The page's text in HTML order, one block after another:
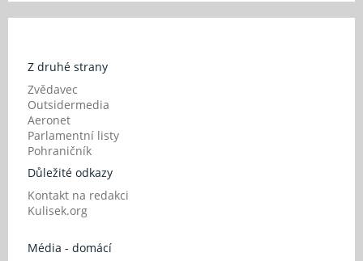
Z druhé strany
Zvědavec
Outsidermedia
Aeronet
Parlamentní listy
Pohraničník
Důležité odkazy
Kontakt na redakci
Kulisek.org
Média - domácí